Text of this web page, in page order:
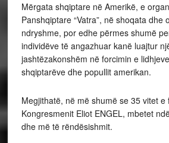
Mërgata shqiptare në Amerikë, e
Panshqiptare “Vatra”, në shoqata dhe
ndryshme, por edhe përmes shumë
individëve të angazhuar kanë luajtur
jashtëzakonshëm në forcimin e
shqiptarëve dhe popullit amerikan.
Megjithatë, në më shumë se 35 vitet e
Kongresmenit Eliot ENGEL, mbetet
dhe më të rëndësishmit.